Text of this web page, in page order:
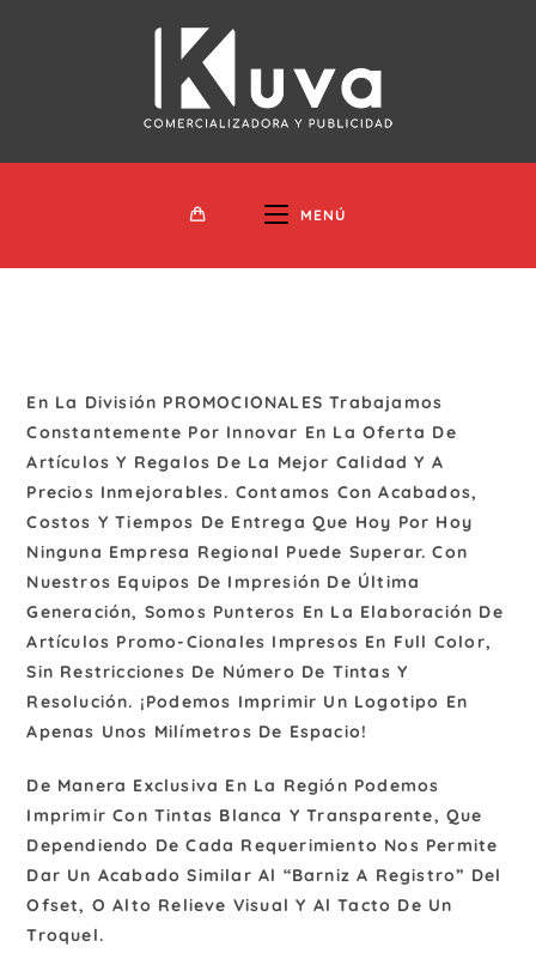
MENÚ
En La División PROMOCIONALES Trabajamos
Constantemente Por Innovar En La Oferta De
Artículos Y Regalos De La Mejor Calidad Y A
Precios Inmejorables. Contamos Con Acabados,
Costos Y Tiempos De Entrega Que Hoy Por Hoy
Ninguna Empresa Regional Puede Superar. Con
Nuestros Equipos De Impresión De Última
Generación, Somos Punteros En La Elaboración De
Artículos Promo-Cionales Impresos En Full Color,
Sin Restricciones De Número De Tintas Y
Resolución. ¡Podemos Imprimir Un Logotipo En
Apenas Unos Milímetros De Espacio!
De Manera Exclusiva En La Región Podemos
Imprimir Con Tintas Blanca Y Transparente, Que
Dependiendo De Cada Requerimiento Nos Permite
Dar Un Acabado Similar Al “barniz A Registro” Del
Ofset, O Alto Relieve Visual Y Al Tacto De Un
Troquel.